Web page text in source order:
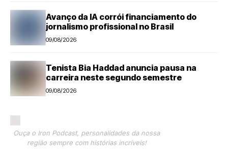
Avanço da IA corrói financiamento do
jornalismo profissional no Brasil
09/08/2026
Tenista Bia Haddad anuncia pausa na
carreira neste segundo semestre
09/08/2026
Ouça o Iron Podcast, personalidades da nossa
região sempre com histórias incríveis!